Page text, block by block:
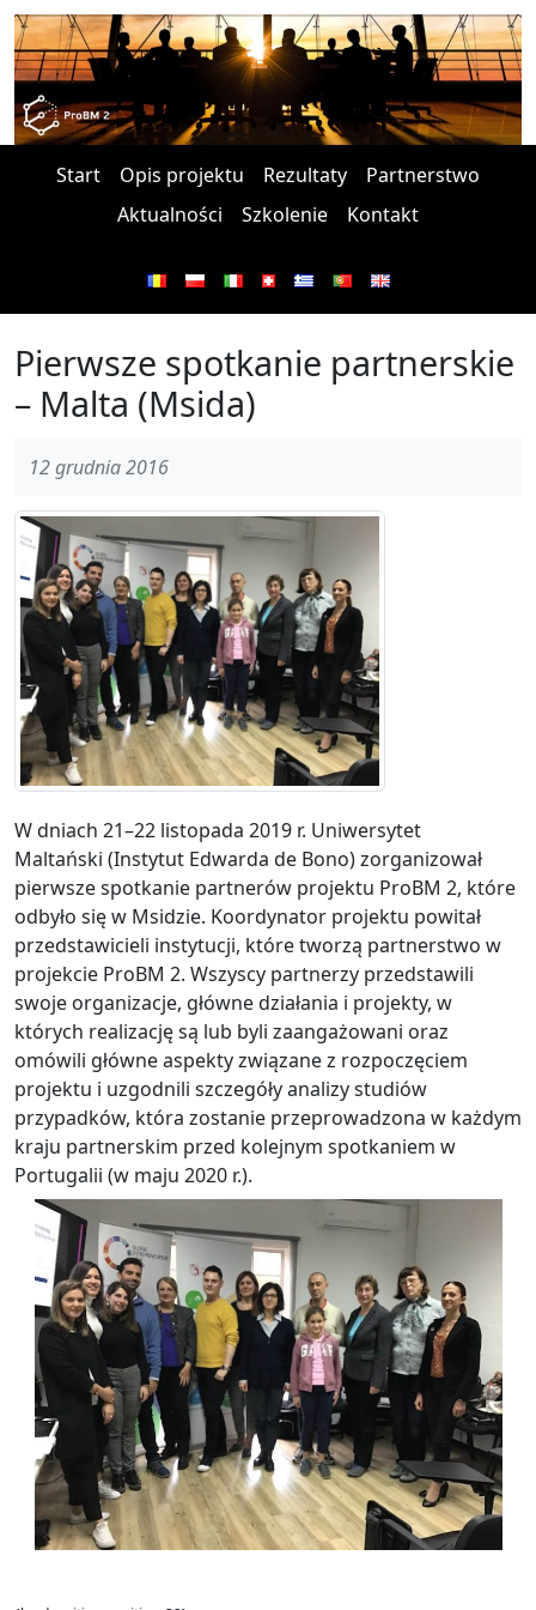
Start Opis projektu Rezultaty
Partnerstwo
Aktualności
Szkolenie Kontakt
Pierwsze spotkanie partnerskie
– Malta (Msida)
12 grudnia 2016
W dniach 21–22 listopada 2019 r. Uniwersytet
Maltański (Instytut Edwarda de Bono) zorganizował
pierwsze spotkanie partnerów projektu ProBM 2, które
odbyło się w Msidzie. Koordynator projektu powitał
przedstawicieli instytucji, które tworzą partnerstwo w
projekcie ProBM 2. Wszyscy partnerzy przedstawili
swoje organizacje, główne działania i projekty, w
których realizację są lub byli zaangażowani oraz
omówili główne aspekty związane z rozpoczęciem
projektu i uzgodnili szczegóły analizy studiów
przypadków, która zostanie przeprowadzona w każdym
kraju partnerskim przed kolejnym spotkaniem w
Portugalii (w maju 2020 r.).